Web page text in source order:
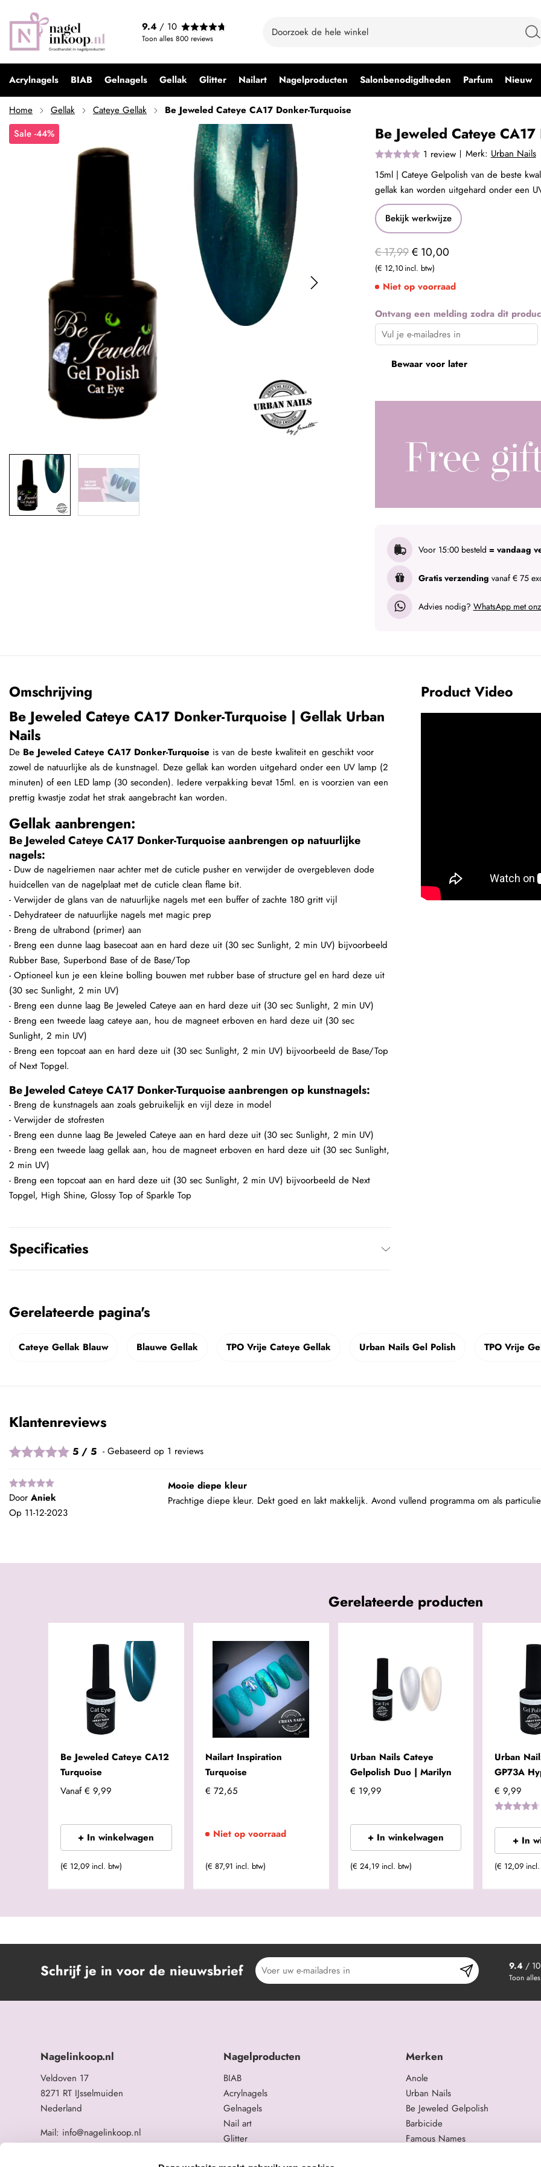
9.4 / 10
Toon alles 800 reviews
Acrylnagels BIAB Gelnagels Gellak Glitter Nailart Nagelproducten Salonbenodigdheden Parfum Nieuw
Home Gellak Cateye Gellak Be Jeweled Cateye CA17 Donker-Turquoise
Sale -44% Be Jeweled Cateye
Bekijk werkwijze
Ontvang een melding zodra dit
€ 17,99 € 10,00
€ 12,10
Bewaar voor later
1 review Merk: Urban Nails
Voor 15:00 besteld = vandaag
Gratis verzending vanaf € 75
Advies nodig? WhatsApp met
Niet op voorraad
15ml | Cateye Gelpolish van de beste
gellak kan worden uitgehard onder een
Omschrijving
Be Jeweled Cateye CA17 Donker-Turquoise | Gellak Urban
Nails
De Be Jeweled Cateye CA17 Donker-Turquoise is van de beste kwaliteit en geschikt voor
zowel de natuurlijke als de kunstnagel. Deze gellak kan worden uitgehard onder een UV lamp (2
minuten) of een LED lamp (30 seconden). Iedere verpakking bevat 15ml. en is voorzien van een
prettig kwastje zodat het strak aangebracht kan worden.
Gellak aanbrengen:
Be Jeweled Cateye CA17 Donker-Turquoise aanbrengen op natuurlijke
nagels:
- Duw de nagelriemen naar achter met de cuticle pusher en verwijder de overgebleven dode
huidcellen van de nagelplaat met de cuticle clean flame bit.
- Verwijder de glans van de natuurlijke nagels met een buffer of zachte 180 gritt vijl
- Dehydrateer de natuurlijke nagels met magic prep
- Breng de ultrabond (primer) aan
- Breng een dunne laag basecoat aan en hard deze uit (30 sec Sunlight, 2 min UV) bijvoorbeeld
Rubber Base, Superbond Base of de Base/Top
- Optioneel kun je een kleine bolling bouwen met rubber base of structure gel en hard deze uit
(30 sec Sunlight, 2 min UV)
- Breng een dunne laag Be Jeweled Cateye aan en hard deze uit (30 sec Sunlight, 2 min UV)
- Breng een tweede laag cateye aan, hou de magneet erboven en hard deze uit (30 sec
Sunlight, 2 min UV)
- Breng een topcoat aan en hard deze uit (30 sec Sunlight, 2 min UV) bijvoorbeeld de Base/Top
of Next Topgel.
Be Jeweled Cateye CA17 Donker-Turquoise aanbrengen op kunstnagels:
- Breng de kunstnagels aan zoals gebruikelijk en vijl deze in model
- Verwijder de stofresten
- Breng een dunne laag Be Jeweled Cateye aan en hard deze uit (30 sec Sunlight, 2 min UV)
- Breng een tweede laag gellak aan, hou de magneet erboven en hard deze uit (30 sec Sunlight,
2 min UV)
- Breng een topcoat aan en hard deze uit (30 sec Sunlight, 2 min UV) bijvoorbeeld de Next
Topgel, High Shine, Glossy Top of Sparkle Top
Specificaties
Product Video
Gerelateerde pagina's
Cateye Gellak Blauw Blauwe Gellak TPO Vrije Cateye Gellak Urban Nails Gel Polish TPO Vrije
Klantenreviews
5 / 5 Gebaseerd op 1 reviews
Door Aniek
Op 11-12-2023
Mooie diepe kleur
Prachtige diepe kleur. Dekt goed en lakt makkelijk. Avond vullend programma om als
Gerelateerde producten
Be Jeweled Cateye CA12
Turquoise
Vanaf € 9,99
+ In winkelwagen
(€ 12,09 incl. btw)
Nailart Inspiration
Turquoise
€ 72,65
Niet op voorraad
(€ 87,91 incl. btw)
Urban Nails Cateye
Gelpolish Duo | Marilyn
€ 19,99
+ In winkelwagen
(€ 24,19 incl. btw)
Urban
GP73A
€ 9,99
+ In
(€ 12,09
Schrijf je in voor de nieuwsbrief 9.4/ 10
Toon alles
Nagelinkoop.nl
Veldoven 17
8271 RT IJsselmuiden
Nederland
Mail: info@nagelinkoop.nl
BTW nummer: NL863104678B01
Nagelproducten
BIAB
Acrylnagels
Gelnagels
Nail art
Glitter
Merken
Anole
Urban Nails
Be Jeweled Gelpolish
Barbicide
Famous Names